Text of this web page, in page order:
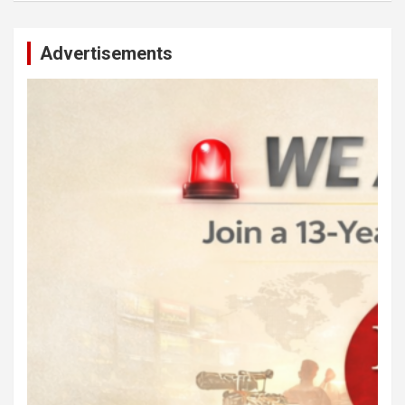
Advertisements